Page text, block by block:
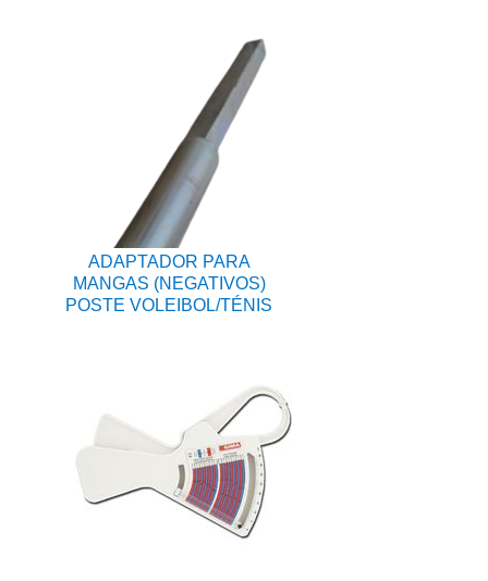
ADAPTADOR PARA
MANGAS (NEGATIVOS)
POSTE VOLEIBOL/TÉNIS